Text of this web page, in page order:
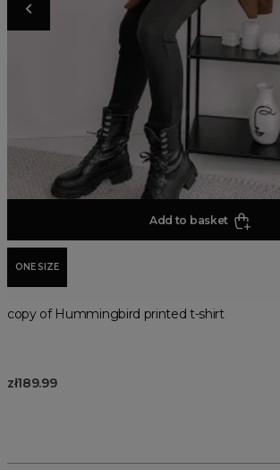
Add to basket
ONE SIZE
copy of Hummingbird printed t-shirt
zł189.99